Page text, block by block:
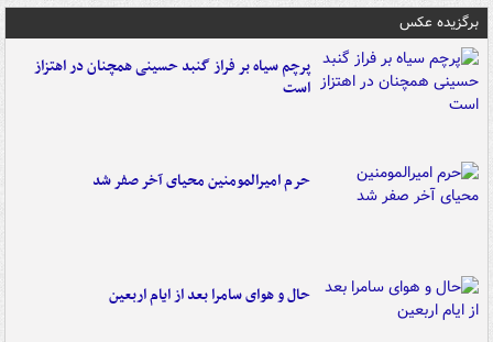
برگزیده عکس
پرچم سیاه بر فراز گنبد حسینی همچنان در اهتزاز
است
حرم امیرالمومنین محیای آخر صفر شد
حال و هوای سامرا بعد از ایام اربعین